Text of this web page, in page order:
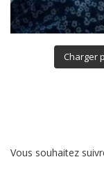
Charger
Vous souhaitez